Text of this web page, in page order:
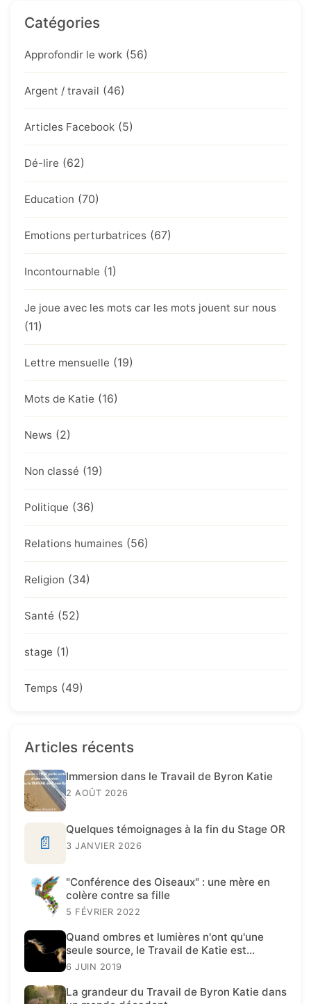
Catégories
Approfondir le work (56)
Argent / travail (46)
Articles Facebook (5)
Dé-lire (62)
Education (70)
Emotions perturbatrices (67)
Incontournable (1)
Je joue avec les mots car les mots jouent sur nous
(11)
Lettre mensuelle (19)
Mots de Katie (16)
News (2)
Non classé (19)
Politique (36)
Relations humaines (56)
Religion (34)
Santé (52)
stage (1)
Temps (49)
Articles récents
Immersion dans le Travail de Byron Katie
2 AOÛT 2026
📄
Quelques témoignages à la fin du Stage OR
3 JANVIER 2026
"Conférence des Oiseaux" : une mère en
colère contre sa fille
5 FÉVRIER 2022
Quand ombres et lumières n'ont qu'une
seule source, le Travail de Katie est
présent.
6 JUIN 2019
La grandeur du Travail de Byron Katie dans